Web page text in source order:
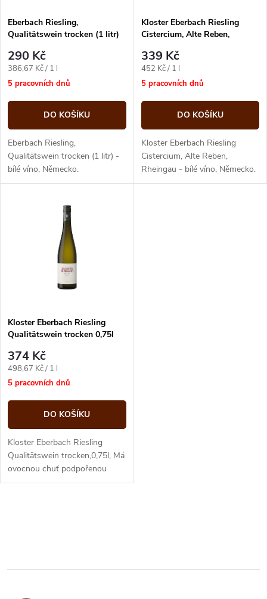
p
r
o
d
u
k
s
p
r
o
d
u
Eberbach Riesling,
Qualitätswein trocken (1 litr)
290 Kč
Měrná
cena:
386,67 Kč / 1 l
5 pracovních dnů
DO KOŠÍKU
Eberbach Riesling,
Qualitätswein trocken (1 litr) -
bílé víno, Německo.
Kloster Eberbach Riesling
Cistercium, Alte Reben,
339 Kč
Měrná
cena:
452 Kč / 1 l
5 pracovních dnů
DO KOŠÍKU
Kloster Eberbach Riesling
Cistercium, Alte Reben,
Rheingau - bílé víno, Německo.
Kloster Eberbach Riesling
Qualitätswein trocken 0,75l
374 Kč
Měrná
cena:
498,67 Kč / 1 l
5 pracovních dnů
DO KOŠÍKU
Kloster Eberbach Riesling
Qualitätswein trocken,0,75l, Má
ovocnou chuť podpořenou
mírnou kořenitostí.
l